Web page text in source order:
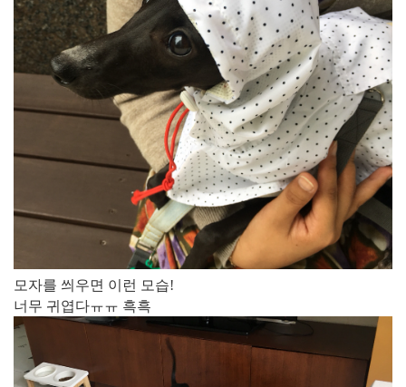
모자를 씌우면 이런 모습!
너무 귀엽다ㅠㅠ 흑흑​